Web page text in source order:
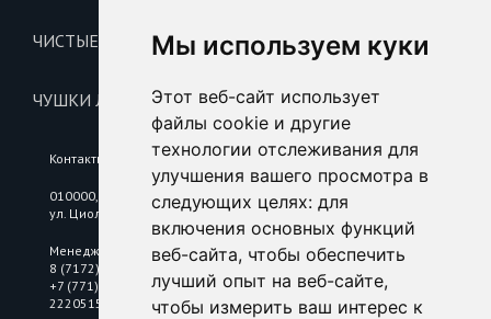
Мы используем куки
Этот веб-сайт использует
файлы cookie и другие
технологии отслеживания для
улучшения вашего просмотра в
следующих целях: для
включения основных функций
веб-сайта, чтобы обеспечить
лучший опыт на веб-сайте,
чтобы измерить ваш интерес к
ЧИСТЫЕ МЕТАЛЛЫ И ЛИГАТУРА
ЧУШКИ ЛИТЕЙНЫЕ
Контакты
010000, Республика Казахстан, г. Астана,
ул. Циолковского, 6/2
Менеджер по цветному металлопрокату
8 (7172) 25 18 10
+7 (771) 2220515
2220515@mkastana.kz